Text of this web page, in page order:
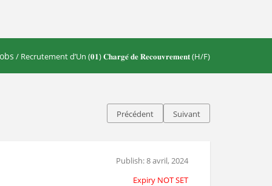
/ Recrutement d’Un (𝟎𝟏) 𝐂𝐡𝐚𝐫𝐠𝐞́ 𝐝𝐞 𝐑𝐞𝐜𝐨𝐮𝐯𝐫𝐞𝐦𝐞𝐧𝐭 (H/F)
Précédent Suivant
Publish: 8 avril, 2024
Expiry NOT SET